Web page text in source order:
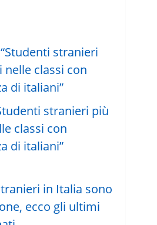
stranieri più
classi con
di italiani”